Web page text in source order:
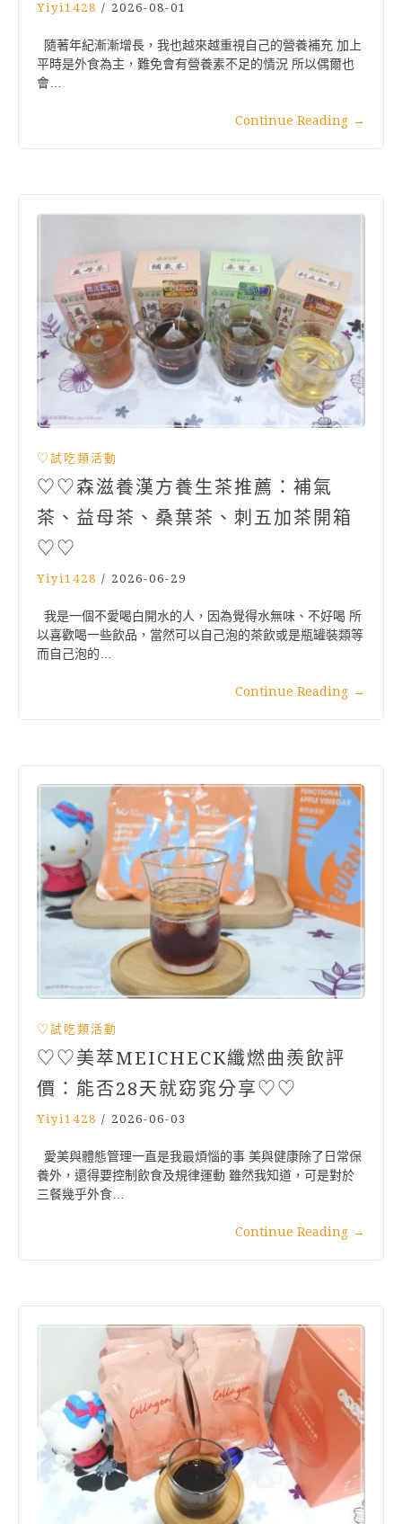
Yiyi1428 / 2026-08-01
隨著年紀漸漸增長，我也越來越重視自己的營養補充 加上
平時是外食為主，難免會有營養素不足的情況 所以偶爾也
會…
Continue Reading →
♡試吃類活動
♡♡森滋養漢方養生茶推薦：補氣
茶、益母茶、桑葉茶、刺五加茶開箱
♡♡
Yiyi1428 / 2026-06-29
我是一個不愛喝白開水的人，因為覺得水無味、不好喝 所
以喜歡喝一些飲品，當然可以自己泡的茶飲或是瓶罐裝類等
而自己泡的…
Continue Reading →
♡試吃類活動
♡♡美萃MEICHECK纖燃曲羨飲評
價：能否28天就窈窕分享♡♡
Yiyi1428 / 2026-06-03
愛美與體態管理一直是我最煩惱的事 美與健康除了日常保
養外，還得要控制飲食及規律運動 雖然我知道，可是對於
三餐幾乎外食…
Continue Reading →